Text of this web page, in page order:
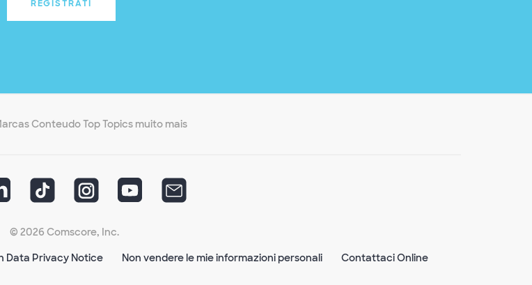
REGISTRATI
Conteudo Top Topics muito mais
© 2026 Comscore, Inc.
Data Privacy Notice Non vendere le mie informazioni personali Contattaci Online